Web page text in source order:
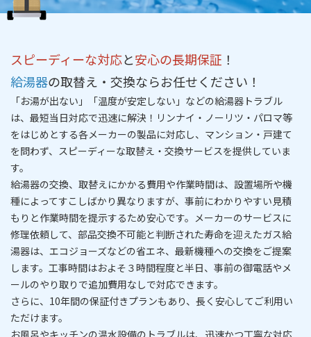
スピーディーな対応と安心の長期保証 ！
給湯器の取替え・交換ならお任せください！
「お湯が出ない」「温度が安定しない」などの給湯器トラブル
は、 最短当日対応で迅速に解決！リンナイ・ノーリツ・パロマ等
をはじめとする各メーカーの製品に対応し、マンション・戸建て
を問わず、 スピーディーな取替え・交換サービスを提供していま
す。
給湯器の交換、取替えにかかる費用や作業時間は、設置場所や機
種によってすこしばかり異なりますが、事前にわかりやすい見積
もりと作業時間を提示するため安心です。メーカーのサービスに
修理依頼して、部品交換不可能と判断された寿命を迎えたガス給
湯器は、エコジョーズなどの省エネ、最新機種への交換をご提案
します。工事時間はおよそ３時間程度と半日、事前の御電話やメ
ールのやり取りで追加費用なしで対応できます。
さらに、 10年間の保証付きプランもあり、長く安心してご利用い
ただけます。